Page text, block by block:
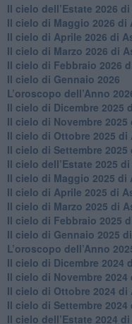
​Il cielo dell’Estate 2026
​Il cielo di Maggio 2026 di
​Il cielo di Aprile 2026 di
​Il cielo di Marzo 2026 di
​Il cielo di Febbraio 2026
Il cielo di Gennaio 2026
​L’oroscopo dell’Anno
​Il cielo di Dicembre 2025
​Il cielo di Novembre 2025
​Il cielo di Ottobre 2025 di
Il cielo di Settembre 2025
Il cielo dell’Estate 2025
​Il cielo di Maggio 2025 di
​Il cielo di Aprile 2025 di
Il cielo di Marzo 2025 di
​Il cielo di Febbraio 2025
Il cielo di Gennaio 2025
​L’oroscopo dell’Anno
​Il cielo di Dicembre 2024
Il cielo di Novembre 2024
​Il cielo di Ottobre 2024 di
​Il cielo di Settembre 2024
Il cielo dell’Estate 2024